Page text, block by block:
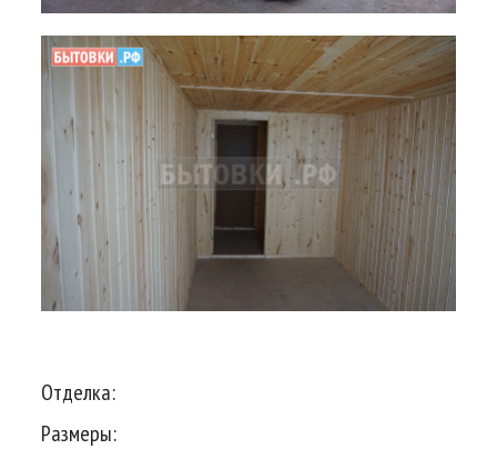
Отделка:
Размеры: